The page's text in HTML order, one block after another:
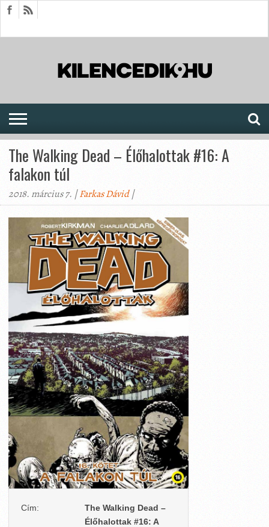
The Walking Dead – Élőhalottak #16: A
falakon túl
2018. március 7. |Farkas Dávid|
Cím:
The Walking Dead –
Élőhalottak #16: A